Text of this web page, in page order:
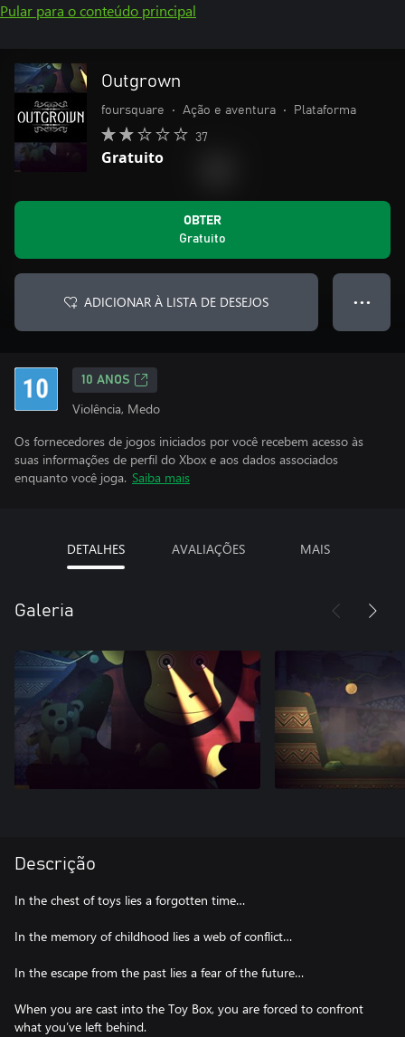
Pular para o conteúdo principal
Outgrown
foursquare • Ação e aventura • Plataforma
37
Gratuito
OBTER
Gratuito
ADICIONAR À LISTA DE DESEJOS ● ● ●
10 ANOS
Violência, Medo
Os fornecedores de jogos iniciados por você recebem acesso às
suas informações de perfil do Xbox e aos dados associados
enquanto você joga. Saiba mais
DETALHES AVALIAÇÕES MAIS
Galeria
Descrição
In the chest of toys lies a forgotten time…
In the memory of childhood lies a web of conflict…
In the escape from the past lies a fear of the future…
When you are cast into the Toy Box, you are forced to confront
what you’ve left behind.